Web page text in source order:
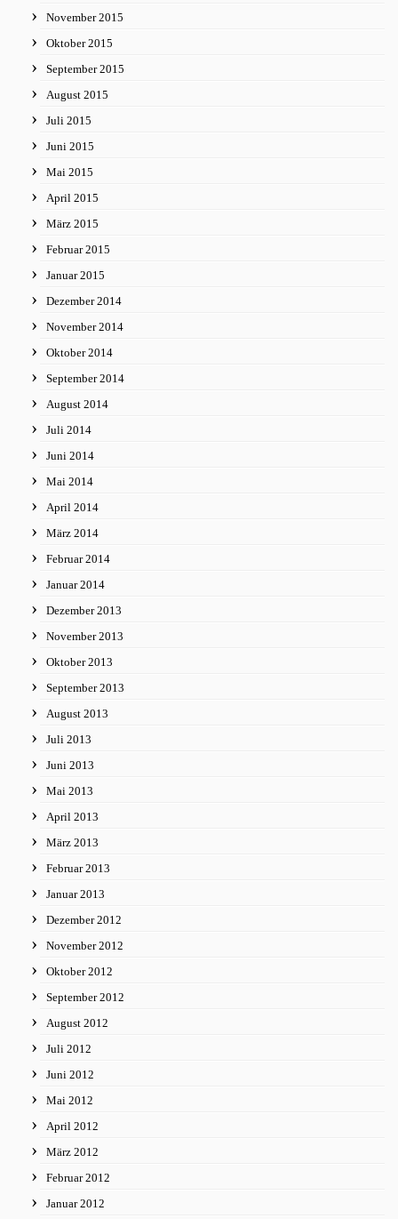
November 2015
Oktober 2015
September 2015
August 2015
Juli 2015
Juni 2015
Mai 2015
April 2015
März 2015
Februar 2015
Januar 2015
Dezember 2014
November 2014
Oktober 2014
September 2014
August 2014
Juli 2014
Juni 2014
Mai 2014
April 2014
März 2014
Februar 2014
Januar 2014
Dezember 2013
November 2013
Oktober 2013
September 2013
August 2013
Juli 2013
Juni 2013
Mai 2013
April 2013
März 2013
Februar 2013
Januar 2013
Dezember 2012
November 2012
Oktober 2012
September 2012
August 2012
Juli 2012
Juni 2012
Mai 2012
April 2012
März 2012
Februar 2012
Januar 2012